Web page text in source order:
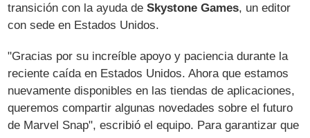
transición con la ayuda deSkystone Games, un editor
con sede en Estados Unidos.
"Gracias por su increíble apoyo y paciencia durante la
reciente caída en Estados Unidos. Ahora que estamos
nuevamente disponibles en las tiendas de aplicaciones,
queremos compartir algunas novedades sobre el futuro
de Marvel Snap", escribió el equipo. Para garantizar que